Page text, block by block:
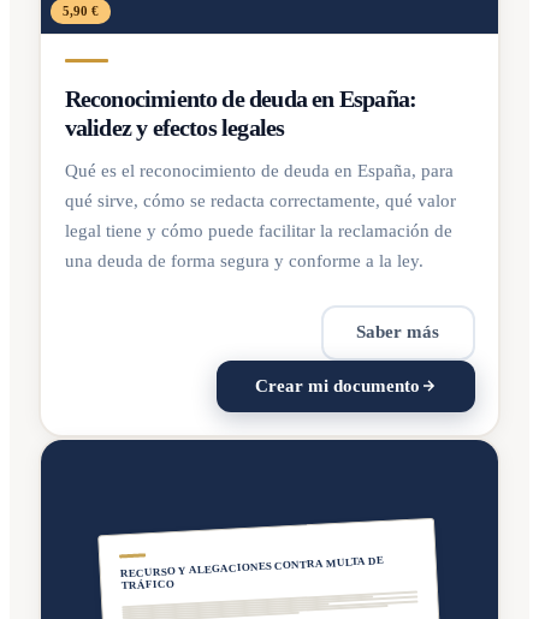
5,90 €
Reconocimiento de deuda en España:
validez y efectos legales
Qué es el reconocimiento de deuda en España, para
qué sirve, cómo se redacta correctamente, qué valor
legal tiene y cómo puede facilitar la reclamación de
una deuda de forma segura y conforme a la ley.
Saber más
Crear mi documento
RECURSO Y ALEGACIONES CONTRA MULTA DE
TRÁFICO